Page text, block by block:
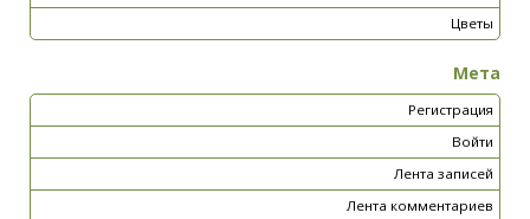
Цветы
Мета
Регистрация
Войти
Лента записей
Лента комментариев